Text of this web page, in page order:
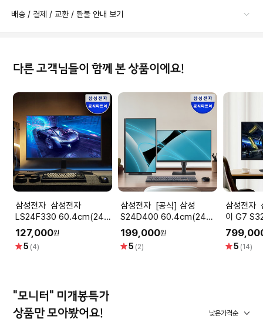
배송 / 결제 / 교환 / 환불 안내 보기
다른 고객님들이 함께 본 상품이에요!
삼성전자 삼성전자
LS24F330 60.4cm(24인
치) 베젤리스 100Hz 컴퓨터
모니터
LS24F330EAKXKR
127,000원
별5 (4)
삼성전자 [공식] 삼성
S24D400 60.4cm(24인
치) 에센셜 모니터 IPS
100Hz 세로 피벗 높낮이조
절 서브 듀얼 사무용
199,000원
별5 (2)
삼성전자 삼성전자 오디세
이 G7
UHD
별5 (14)
"모니터" 미개봉특가
상품만 모아봤어요!
낮은가격순